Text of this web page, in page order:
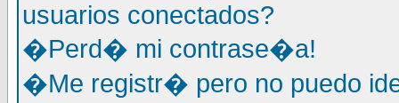
usuarios conectados?
�Perd� mi contrase�a!
�Me registr� pero no puedo